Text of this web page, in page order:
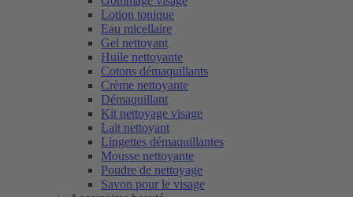
Lotion tonique
Eau micellaire
Gel nettoyant
Huile nettoyante
Cotons démaquillants
Crème nettoyante
Démaquillant
Kit nettoyage visage
Lait nettoyant
Lingettes démaquillantes
Mousse nettoyante
Poudre de nettoyage
Savon pour le visage